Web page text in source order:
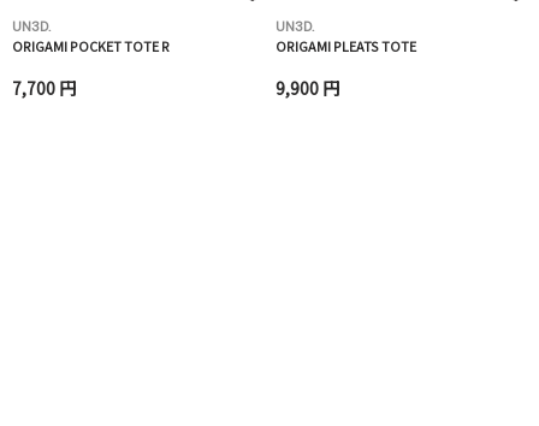
UN3D.
ORIGAMI POCKET TOTE R
7,700 円
UN3D.
ORIGAMI PLEATS TOTE
9,900 円